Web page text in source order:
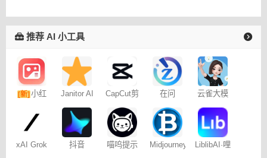
推荐 AI 小工具
[新] 小红
记
Janitor AI
聊天
CapCut剪
在问
云雀大模
xAI Grok
抖音
喵呜提示
Midjourney
LiblibAI·哩